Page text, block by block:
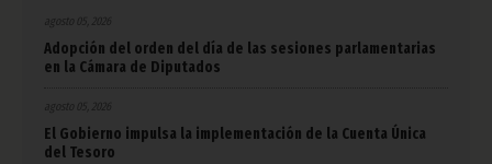
Adopción del orden del día de las sesiones parlamentarias
en la Cámara de Diputados
El Gobierno impulsa la implementación de la Cuenta Única
del Tesoro